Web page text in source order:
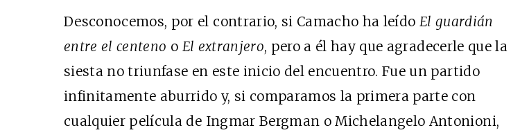
Desconocemos, por el contrario, si Camacho ha leído El guardián
entre el centeno o El extranjero, pero a él hay que agradecerle que la
siesta no triunfase en este inicio del encuentro. Fue un partido
infinitamente aburrido y, si comparamos la primera parte con
cualquier película de Ingmar Bergman o Michelangelo Antonioni,